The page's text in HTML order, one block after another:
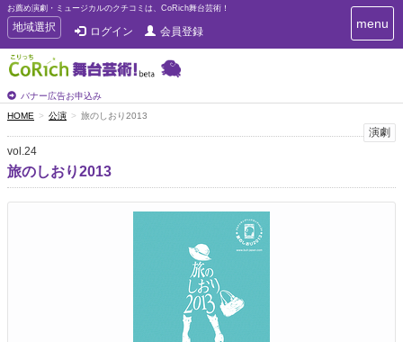
お薦め演劇・ミュージカルのクチコミは、CoRich舞台芸術！
T
o
g
g
e
n
a
v
i
g
地域選択 ログイン 会員登録
バナー広告お申込み
T
o
i
g
menu
HOME 公演 旅のしおり2013
演劇
vol.24
旅のしおり2013